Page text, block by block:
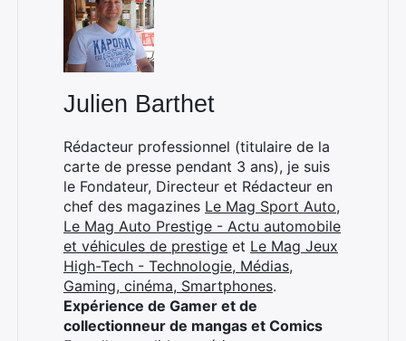
Julien Barthet
Rédacteur professionnel (titulaire de la
carte de presse pendant 3 ans), je suis
le Fondateur, Directeur et Rédacteur en
chef des magazines Le Mag Sport Auto,
Le Mag Auto Prestige - Actu automobile
et véhicules de prestige et Le Mag Jeux
High-Tech - Technologie, Médias,
Gaming, cinéma, Smartphones.
Expérience de Gamer et de
collectionneur de mangas et Comics